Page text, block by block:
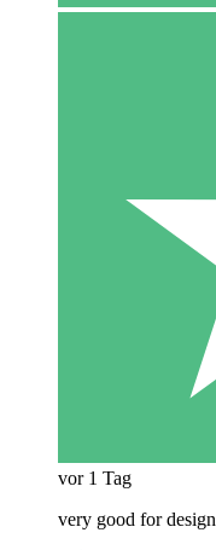
vor 1 Tag
very good for design